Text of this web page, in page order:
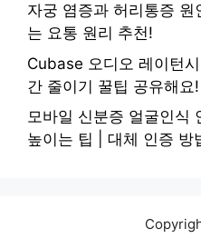
자궁 염증과 허리통증
는 요통 원리 추천!
Cubase 오디오 레이턴
간 줄이기 꿀팁 공유해요!
모바일 신분증 얼굴인식
높이는 팁 | 대체 인증 방